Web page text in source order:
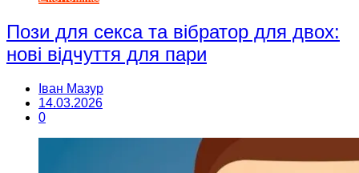
Пози для секса та вібратор для двох:
нові відчуття для пари
Іван Мазур
14.03.2026
0